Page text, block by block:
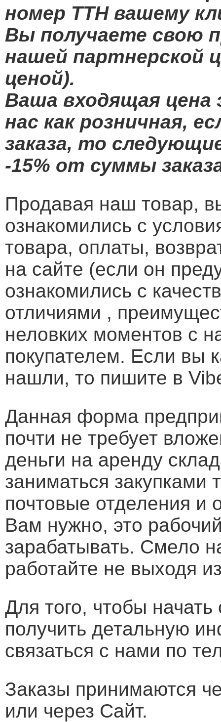
номер ТТН вашему
Вы получаете свою
нашей партнерской
ценой).
Ваша входящая
нас как розничная,
заказа, то
-15% от суммы
Продавая наш товар,
ознакомились с
товара, оплаты,
на сайте (если он
ознакомились с
отличиями ,
неловких моментов с
покупателем. Если вы
нашли, то пишите в
Данная форма
почти не требует
деньги на аренду
заниматься закупками
почтовые отделения и
Вам нужно, это
зарабатывать. Смело
работайте не выходя
Для того, чтобы
получить детальную
связаться с нами по
Заказы принимаются
или через Сайт.